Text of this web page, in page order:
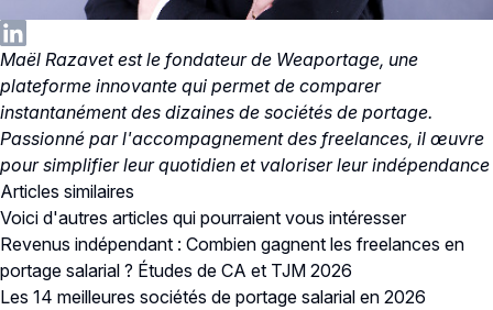
Maël Razavet est le fondateur de Weaportage, une
plateforme innovante qui permet de comparer
instantanément des dizaines de sociétés de portage.
Passionné par l'accompagnement des freelances, il œuvre
pour simplifier leur quotidien et valoriser leur indépendance
Articles similaires
Voici d'autres articles qui pourraient vous intéresser
Revenus indépendant : Combien gagnent les freelances en
portage salarial ? Études de CA et TJM 2026
Les 14 meilleures sociétés de portage salarial en 2026